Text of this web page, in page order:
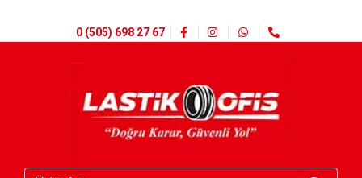
0 (505) 698 27 67